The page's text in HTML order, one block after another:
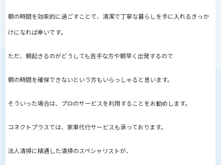
朝の時間を効率的に過ごすことで、清潔で丁寧な暮らしを手に入れるきっか
けになれば幸いです。
ただ、朝起きるのがどうしても苦手な方や朝早く出発するので
朝の時間を確保できないという方もいらっしゃると思います。
そういった場合は、プロのサービスを利用することをお勧めします。
コネクトプラスでは、家事代行サービスも承っております。
法人清掃に精通した清掃のスペシャリストが、